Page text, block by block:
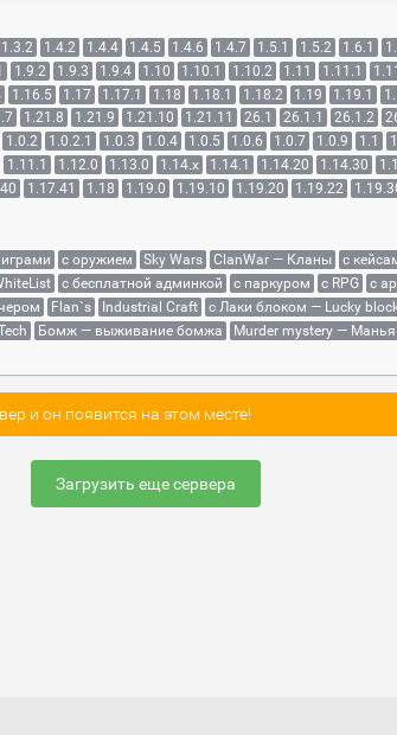
1.3.2 1.4.2 1.4.4 1.4.5 1.4.6 1.4.7 1.5.1 1.5.2 1.6.1
1.9.2 1.9.3 1.9.4 1.10 1.10.1 1.10.2 1.11 1.11.1
1.16.5 1.17 1.17.1 1.18 1.18.1 1.18.2 1.19 1.19.1
1.21.8 1.21.9 1.21.10 1.21.11 26.1 26.1.1 26.1.2
1.0.2 1.0.2.1 1.0.3 1.0.4 1.0.5 1.0.6 1.0.7 1.0.9 1.1
1.11.1 1.12.0 1.13.0 1.14.x 1.14.1 1.14.20 1.14.30
1.17.41 1.18 1.19.0 1.19.10 1.19.20 1.19.22
с оружием Sky Wars ClanWar — Кланы с
с бесплатной админкой с паркуром с RPG с
Flan`s Industrial Craft с Лаки блоком — Lucky
Бомж — выживание бомжа Murder mystery —
и он появится на этом месте!
Загрузить еще сервера